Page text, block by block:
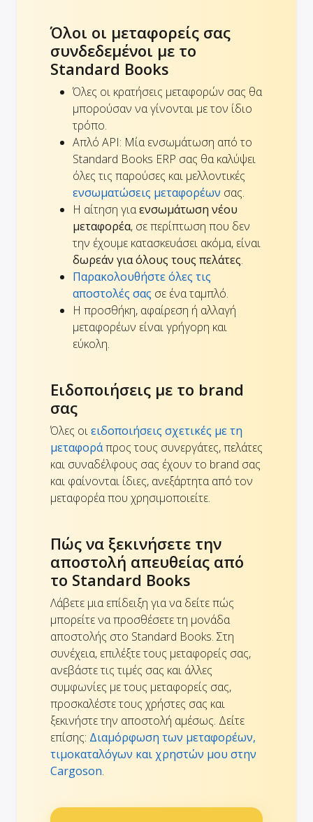
Όλοι οι μεταφορείς σας
συνδεδεμένοι με το
Standard Books
Όλες οι κρατήσεις μεταφορών σας θα
μπορούσαν να γίνονται με τον ίδιο
τρόπο.
Απλό API: Μία ενσωμάτωση από το
Standard Books ERP σας θα καλύψει
όλες τις παρούσες και μελλοντικές
ενσωματώσεις μεταφορέων σας.
Η αίτηση γιαενσωμάτωση νέου
μεταφορέα, σε περίπτωση που δεν
την έχουμε κατασκευάσει ακόμα, είναι
δωρεάν για όλους τους πελάτες.
Παρακολουθήστε όλες τις
αποστολές σας σε ένα ταμπλό.
Η προσθήκη, αφαίρεση ή αλλαγή
μεταφορέων είναι γρήγορη και
εύκολη.
Ειδοποιήσεις με το brand
σας
Όλες οιειδοποιήσεις σχετικές με τη
μεταφοράπρος τους συνεργάτες, πελάτες
και συναδέλφους σας έχουν το brand σας
και φαίνονται ίδιες, ανεξάρτητα από τον
μεταφορέα που χρησιμοποιείτε.
Πώς να ξεκινήσετε την
αποστολή απευθείας από
το Standard Books
Λάβετε μια επίδειξη για να δείτε πώς
μπορείτε να προσθέσετε τη μονάδα
αποστολής στο Standard Books. Στη
συνέχεια, επιλέξτε τους μεταφορείς σας,
ανεβάστε τις τιμές σας και άλλες
συμφωνίες με τους μεταφορείς σας,
προσκαλέστε τους χρήστες σας και
ξεκινήστε την αποστολή αμέσως. Δείτε
επίσης: Διαμόρφωση των μεταφορέων,
τιμοκαταλόγων και χρηστών μου στην
Cargoson.